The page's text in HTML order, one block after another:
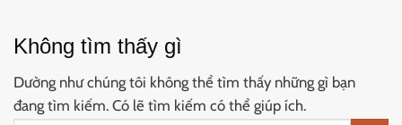
Không tìm thấy gì
Dường như chúng tôi không thể tìm thấy những gì bạn
đang tìm kiếm. Có lẽ tìm kiếm có thể giúp ích.